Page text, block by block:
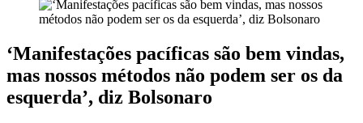
‘Manifestações pacíficas são bem vindas,
mas nossos métodos não podem ser os da
esquerda’, diz Bolsonaro